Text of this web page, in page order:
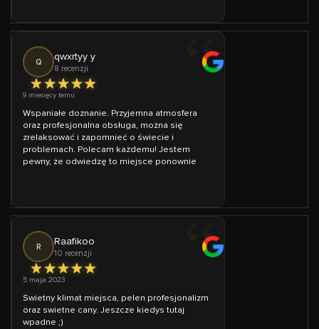
Q qwxrtyy y
8 recenzji
9 miesięcy temu
Wspaniałe doznanie. Przyjemna atmosfera
oraz profesjonalna obsługa, można się
zrelaksować i zapomnieć o świecie i
problemach. Polecam każdemu! Jestem
pewny, że odwiedzę to miejsce ponownie
R Raafikoo
10 recenzji
5 maja 2023
Swietny klimat miejsca, pelen profesjonalizm
oraz swietne cany. Jeszcze kiedys tutaj
wpadne ;)